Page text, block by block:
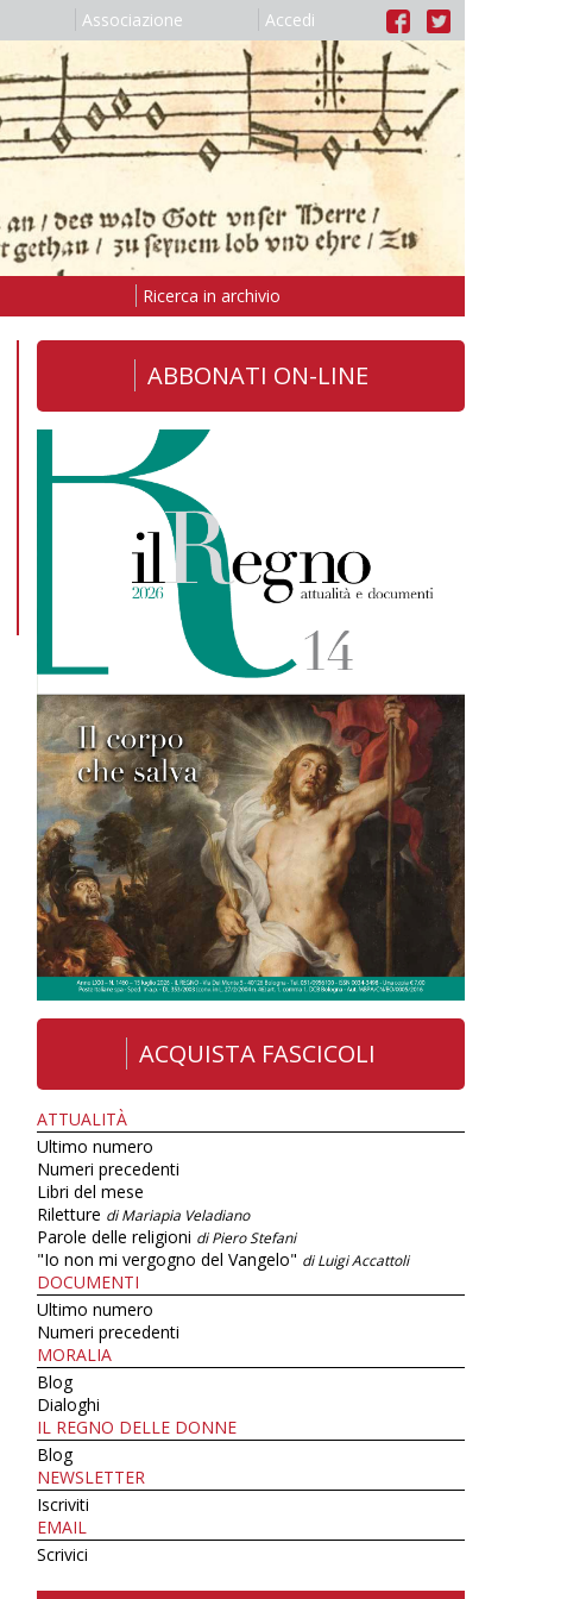
Associazione Accedi
Ricerca in archivio
ABBONATI ON-LINE
ACQUISTA FASCICOLI
ATTUALITÀ
Ultimo numero
Numeri precedenti
Libri del mese
Riletture di Mariapia Veladiano
Parole delle religioni di Piero Stefani
"Io non mi vergogno del Vangelo" di Luigi Accattoli
DOCUMENTI
Ultimo numero
Numeri precedenti
MORALIA
Blog
Dialoghi
IL REGNO DELLE DONNE
Blog
NEWSLETTER
Iscriviti
EMAIL
Scrivici